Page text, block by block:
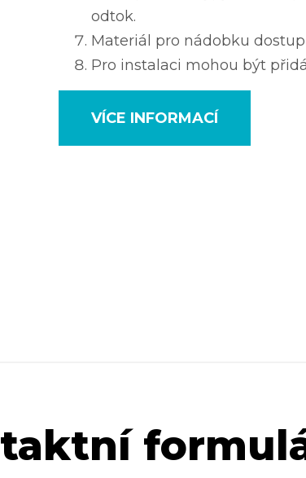
odtok.
Materiál pro nádobku
Pro instalaci mohou být
VÍCE INFORMACÍ